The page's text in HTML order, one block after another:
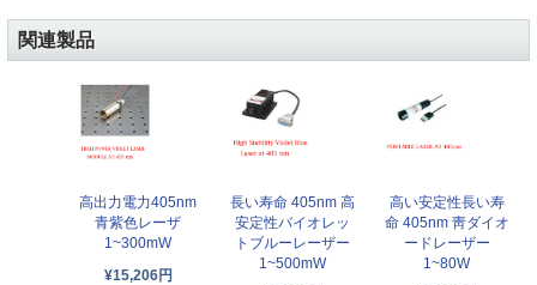
関連製品
高出力電力405nm
青紫色レーザ
1~300mW
¥15,206円
長い寿命 405nm 高
安定性バイオレッ
トブルーレーザー
1~500mW
高い安定性長い寿
命 405nm 靑ダイオ
ードレーザー
1~80W